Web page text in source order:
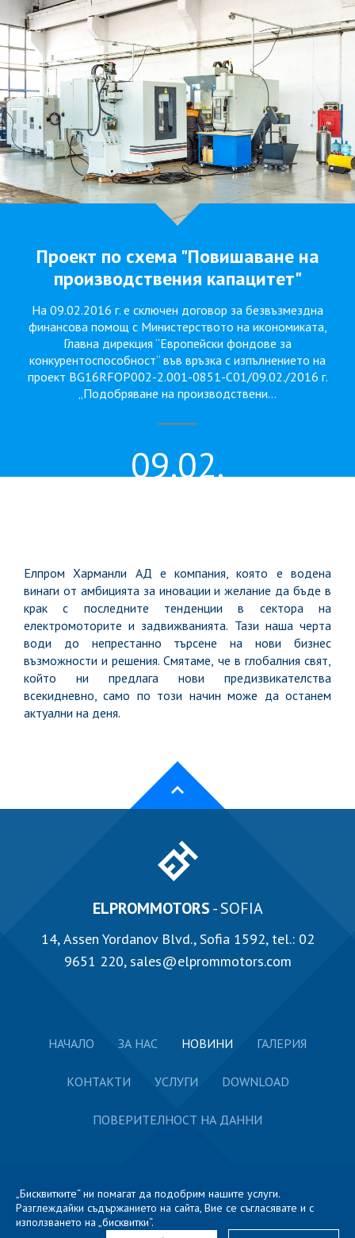
Проект по схема "Повишаване на
производствения капацитет"
На 09.02.2016 г. е сключен договор за безвъзмездна
финансова помощ с Министерството на икономиката,
Главна дирекция “Европейски фондове за
конкурентоспособност“ във връзка с изпълнението на
проект BG16RFOP002-2.001-0851-C01/09.02./2016 г.
„Подобряване на производствени...
09.02.
Елпром Харманли АД е компания, която е водена
винаги от амбицията за иновации и желание да бъде в
крак с последните тенденции в сектора на
електромоторите и задвижванията. Тази наша черта
води до непрестанно търсене на нови бизнес
възможности и решения. Смятаме, че в глобалния свят,
който ни предлага нови предизвикателства
всекидневно, само по този начин може да останем
актуални на деня.
ELPROMMOTORS- SOFIA
14, Аssen Yordanov Blvd., Sofia 1592, tel.: 02
9651 220,sales@elprommotors.com
НАЧАЛО ЗА НАС НОВИНИ ГАЛЕРИЯ
КОНТАКТИ УСЛУГИ DOWNLOAD
ПОВЕРИТЕЛНОСТ НА ДАННИ
2026 ЕЛПРОМ ХАРМАНЛИ © Всички права запазени.
„Бисквитките“ ни помагат да подобрим нашите услуги.
Разглеждайки съдържанието на сайта, Вие се съгласявате и с
използването на „бисквитки“.